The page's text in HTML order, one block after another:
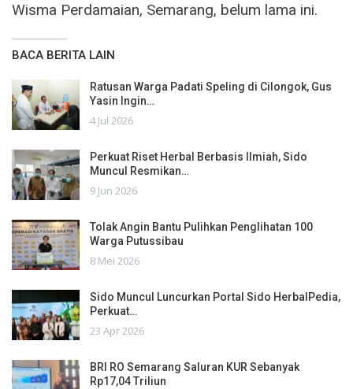
Wisma Perdamaian, Semarang, belum lama ini.
BACA BERITA LAIN
Ratusan Warga Padati Speling di Cilongok, Gus
Yasin Ingin…
4 Jul 2026
Perkuat Riset Herbal Berbasis Ilmiah, Sido
Muncul Resmikan…
9 Jun 2026
Tolak Angin Bantu Pulihkan Penglihatan 100
Warga Putussibau
8 Mei 2026
Sido Muncul Luncurkan Portal Sido HerbalPedia,
Perkuat…
23 Apr 2026
BRI RO Semarang Saluran KUR Sebanyak
Rp17,04 Triliun